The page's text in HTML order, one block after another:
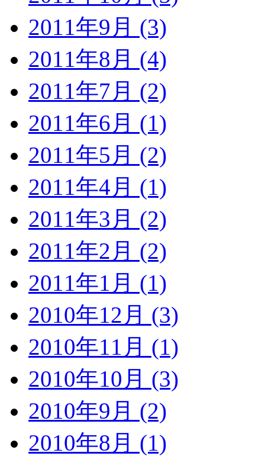
2011年9月 (3)
2011年8月 (4)
2011年7月 (2)
2011年6月 (1)
2011年5月 (2)
2011年4月 (1)
2011年3月 (2)
2011年2月 (2)
2011年1月 (1)
2010年12月 (3)
2010年11月 (1)
2010年10月 (3)
2010年9月 (2)
2010年8月 (1)